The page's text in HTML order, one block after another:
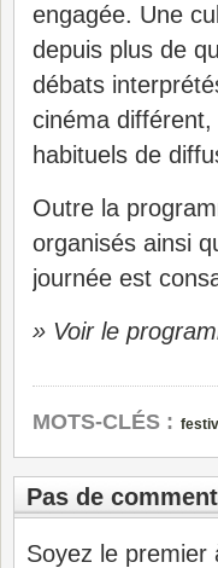
engagée. Une
depuis plus de
débats
cinéma
habituels de
Outre la
organisés ainsi
journée est
» Voir le
MOTS-CLÉS :
Pas de
Soyez le premier